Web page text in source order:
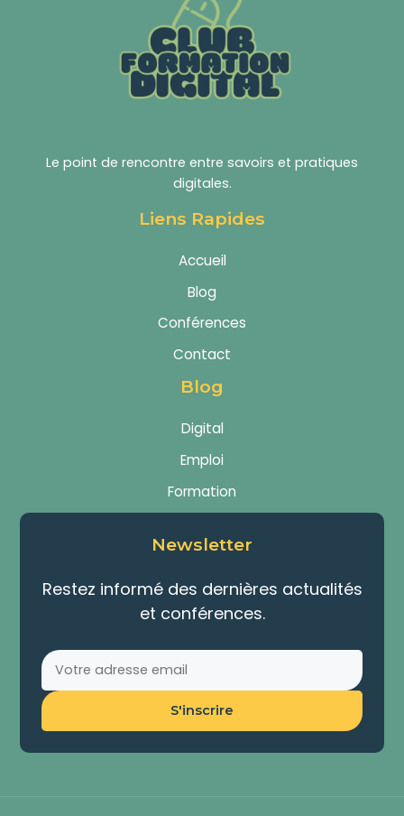
Le point de rencontre entre savoirs et pratiques
digitales.
Liens Rapides
Accueil
Blog
Conférences
Contact
Blog
Digital
Emploi
Formation
Newsletter
Restez informé des dernières actualités
et conférences.
S'inscrire